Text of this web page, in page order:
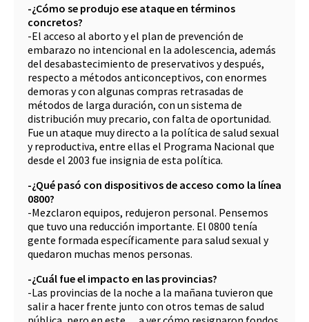
-¿Cómo se produjo ese ataque en términos
concretos?
-El acceso al aborto y el plan de prevención de
embarazo no intencional en la adolescencia, además
del desabastecimiento de preservativos y después,
respecto a métodos anticonceptivos, con enormes
demoras y con algunas compras retrasadas de
métodos de larga duración, con un sistema de
distribución muy precario, con falta de oportunidad.
Fue un ataque muy directo a la política de salud sexual
y reproductiva, entre ellas el Programa Nacional que
desde el 2003 fue insignia de esta política.
-¿Qué pasó con dispositivos de acceso como la línea
0800?
-Mezclaron equipos, redujeron personal. Pensemos
que tuvo una reducción importante. El 0800 tenía
gente formada específicamente para salud sexual y
quedaron muchas menos personas.
-¿Cuál fue el impacto en las provincias?
-Las provincias de la noche a la mañana tuvieron que
salir a hacer frente junto con otros temas de salud